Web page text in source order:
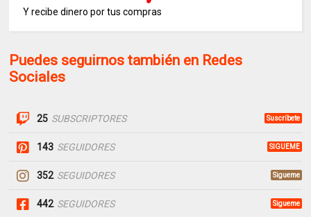
Y recibe dinero por tus compras
Puedes seguirnos también en Redes
Sociales
25 SUBSCRIPTORES Suscríbete
143 SEGUIDORES SIGUEME
352 SEGUIDORES Sigueme
442 SEGUIDORES Sigueme